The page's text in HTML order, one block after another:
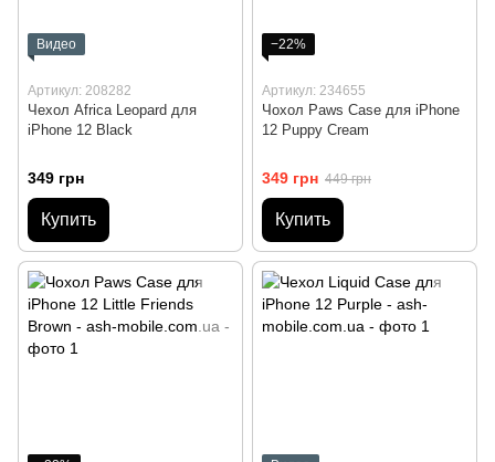
Видео
Артикул: 208282
Чехол Africa Leopard для
iPhone 12 Black
349 грн
Купить
−22%
Артикул: 234655
Чохол Paws Case для iPhone
12 Puppy Cream
349 грн 449 грн
Купить